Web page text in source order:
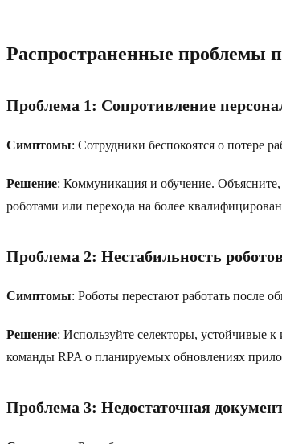
Распространенные проблемы
Проблема 1: Сопротивление
Симптомы: Сотрудники беспокоятся о потере
Решение: Коммуникация и обучение. Объясните,
роботами или перехода на более
Проблема 2: Нестабильность
Симптомы: Роботы перестают работать после
Решение: Используйте селекторы, устойчивые
команды RPA о планируемых обновлениях
Проблема 3: Недостаточная